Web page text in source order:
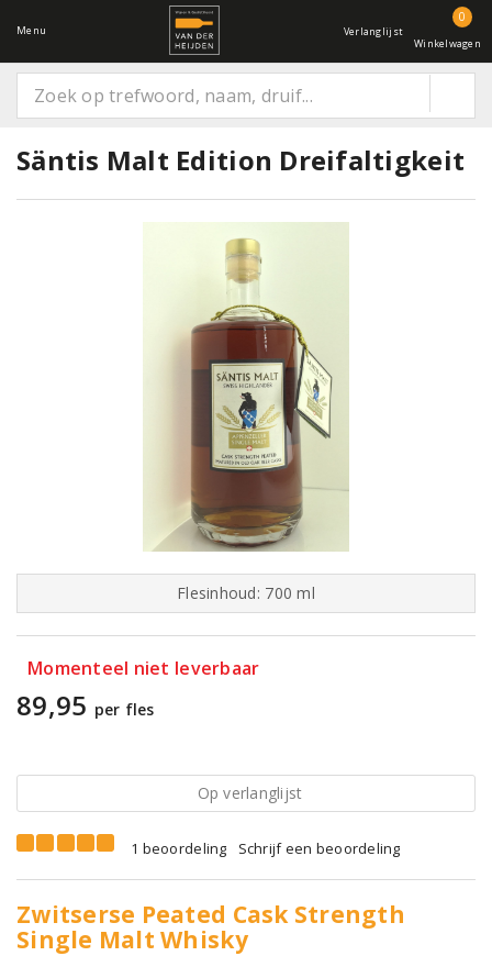
Menu Verlanglijst
0
Winkelwagen
Säntis Malt Edition Dreifaltigkeit
Flesinhoud: 700 ml
Momenteel niet leverbaar
89,95 per fles
Op verlanglijst
1 beoordeling Schrijf een beoordeling
Zwitserse Peated Cask Strength
Single Malt Whisky